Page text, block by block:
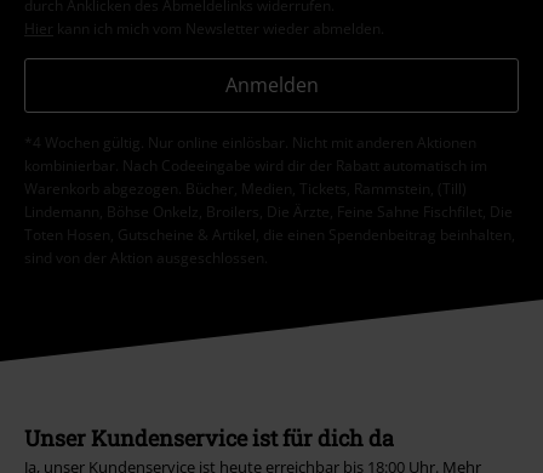
durch Anklicken des Abmeldelinks widerrufen.
Hier kann ich mich vom Newsletter wieder abmelden.
Anmelden
*4 Wochen gültig. Nur online einlösbar. Nicht mit anderen Aktionen
kombinierbar. Nach Codeeingabe wird dir der Rabatt automatisch im
Warenkorb abgezogen. Bücher, Medien, Tickets, Rammstein, (Till)
Lindemann, Böhse Onkelz, Broilers, Die Ärzte, Feine Sahne Fischfilet, Die
Toten Hosen, Gutscheine & Artikel, die einen Spendenbeitrag beinhalten,
sind von der Aktion ausgeschlossen.
Unser Kundenservice ist für dich da
Ja, unser Kundenservice ist heute erreichbar bis 18:00 Uhr. Mehr